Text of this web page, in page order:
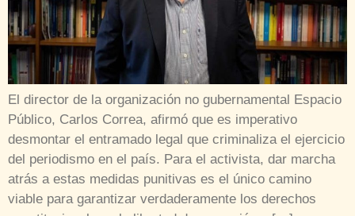
El director de la organización no gubernamental Espacio
Público, Carlos Correa, afirmó que es imperativo
desmontar el entramado legal que criminaliza el ejercicio
del periodismo en el país. Para el activista, dar marcha
atrás a estas medidas punitivas es el único camino
viable para garantizar verdaderamente los derechos